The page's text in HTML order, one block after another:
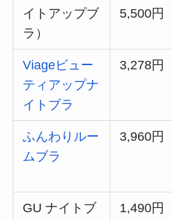
イトアップブ
ラ）
5,500円
Viageビュー
ティアップナ
イトブラ
3,278円
ふんわりルー
ムブラ
3,960円
GU ナイトブ 1,490円